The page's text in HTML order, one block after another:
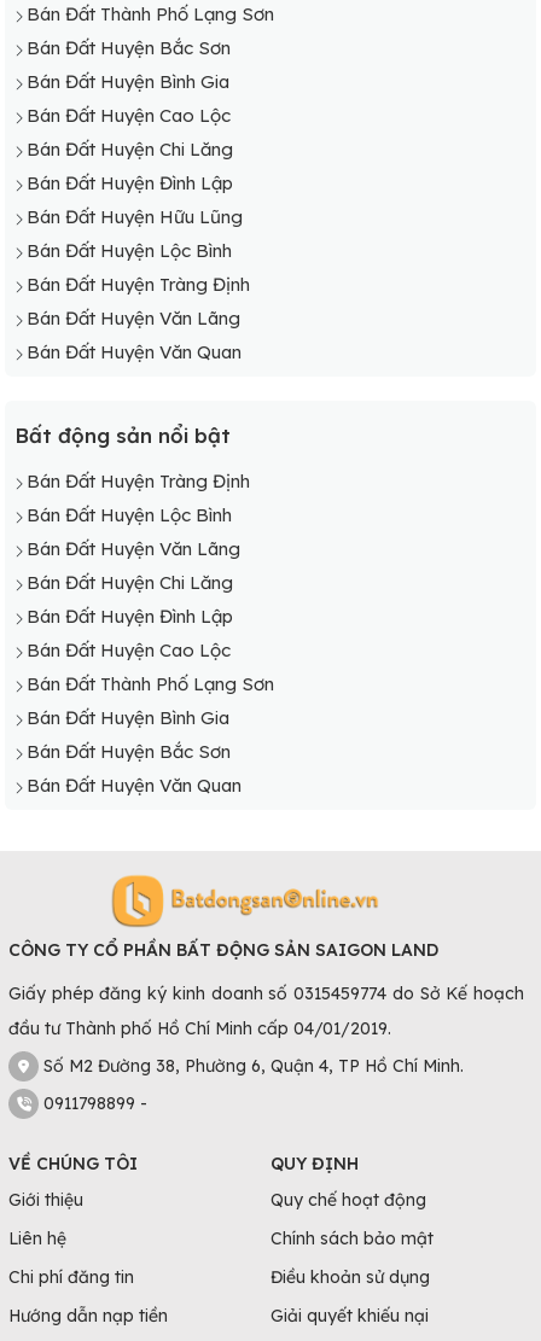
Bán Đất Thành Phố Lạng Sơn
Bán Đất Huyện Bắc Sơn
Bán Đất Huyện Bình Gia
Bán Đất Huyện Cao Lộc
Bán Đất Huyện Chi Lăng
Bán Đất Huyện Đình Lập
Bán Đất Huyện Hữu Lũng
Bán Đất Huyện Lộc Bình
Bán Đất Huyện Tràng Định
Bán Đất Huyện Văn Lãng
Bán Đất Huyện Văn Quan
Bất động sản nổi bật
Bán Đất Huyện Tràng Định
Bán Đất Huyện Lộc Bình
Bán Đất Huyện Văn Lãng
Bán Đất Huyện Chi Lăng
Bán Đất Huyện Đình Lập
Bán Đất Huyện Cao Lộc
Bán Đất Thành Phố Lạng Sơn
Bán Đất Huyện Bình Gia
Bán Đất Huyện Bắc Sơn
Bán Đất Huyện Văn Quan
CÔNG TY CỔ PHẦN BẤT ĐỘNG SẢN SAIGON LAND
Giấy phép đăng ký kinh doanh số 0315459774 do Sở Kế hoạch
đầu tư Thành phố Hồ Chí Minh cấp 04/01/2019.
Số M2 Đường 38, Phường 6, Quận 4, TP Hồ Chí Minh.
0911798899 -
VỀ CHÚNG TÔI
Giới thiệu
Liên hệ
Chi phí đăng tin
Hướng dẫn nạp tiền
QUY ĐỊNH
Quy chế hoạt động
Chính sách bảo mật
Điều khoản sử dụng
Giải quyết khiếu nại